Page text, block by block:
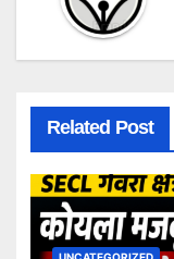
Related Post